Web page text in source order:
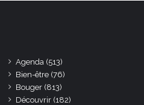
Agenda (513)
Bien-être (76)
Bouger (813)
Découvrir (182)